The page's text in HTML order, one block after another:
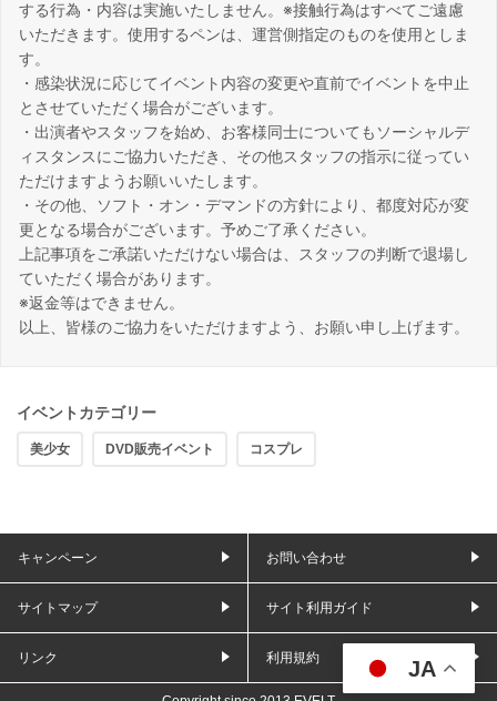
する行為・内容は実施いたしません。※接触行為はすべてご遠慮
いただきます。使用するペンは、運営側指定のものを使用としま
す。
・感染状況に応じてイベント内容の変更や直前でイベントを中止
とさせていただく場合がございます。
・出演者やスタッフを始め、お客様同士についてもソーシャルデ
ィスタンスにご協力いただき、その他スタッフの指示に従ってい
ただけますようお願いいたします。
・その他、ソフト・オン・デマンドの方針により、都度対応が変
更となる場合がございます。予めご了承ください。
上記事項をご承諾いただけない場合は、スタッフの判断で退場し
ていただく場合があります。
※返金等はできません。
以上、皆様のご協力をいただけますよう、お願い申し上げます。
イベントカテゴリー
美少女 DVD販売イベント コスプレ
JA
キャンペーン お問い合わせ
サイトマップ サイト利用ガイド
リンク 利用規約